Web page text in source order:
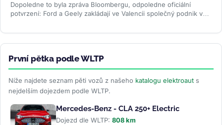
Dopoledne to byla zpráva Bloombergu, odpoledne oficiální
potvrzení: Ford a Geely zakládají ve Valencii společný podnik v
První pětka podle WLTP
Níže najdete seznam pěti vozů z našeho katalogu elektroaut s
nejdelším dojezdem podle WLTP.
Mercedes-Benz - CLA 250+ Electric
Dojezd dle WLTP: 808 km